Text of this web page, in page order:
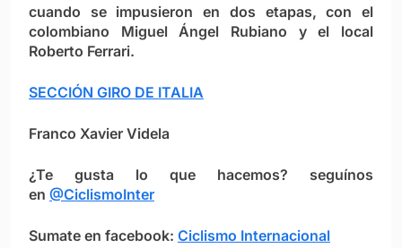
cuando se impusieron en dos etapas, con el
colombiano Miguel Ángel Rubiano y el local
Roberto Ferrari.
SECCIÓN GIRO DE ITALIA
Franco Xavier Videla
¿Te gusta lo que hacemos? seguínos
en @CiclismoInter
Sumate en facebook: Ciclismo Internacional